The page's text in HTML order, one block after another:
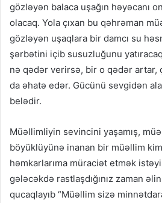
gözləyən balaca uşağın həyəcanı
olacaq. Yola çıxan bu qəhrəman
gözləyən uşaqlara bir damcı su
şərbətini içib susuzluğunu
nə qədər verirsə, bir o qədər artar,
da əhatə edər. Gücünü sevgidən
belədir.
Müəllimliyin sevincini yaşamış,
böyüklüyünə inanan bir müəllim
həmkarlarıma müraciət etmək
gələcəkdə rastlaşdığınız zaman
qucaqlayıb “Müəllim sizə